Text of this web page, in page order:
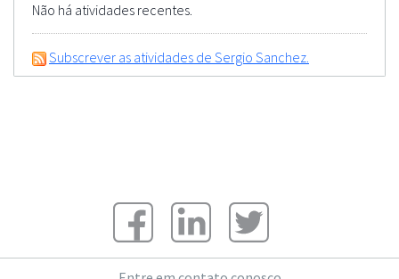
Não há atividades recentes.
Subscrever as atividades de Sergio Sanchez.